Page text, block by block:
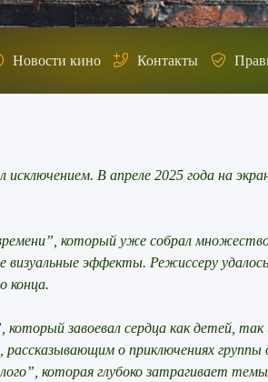
Новости кино Контакты
В апреле 2025 года на
который уже собрал
эффекты. Режиссеру удалось
конца.
завоевал сердца как детей, так
о приключениях группы
которая глубоко затрагивает